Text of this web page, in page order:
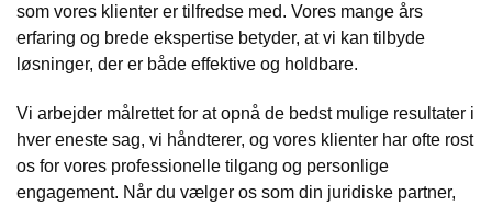
som vores klienter er tilfredse med. Vores mange års
erfaring og brede ekspertise betyder, at vi kan tilbyde
løsninger, der er både effektive og holdbare.
Vi arbejder målrettet for at opnå de bedst mulige resultater i
hver eneste sag, vi håndterer, og vores klienter har ofte rost
os for vores professionelle tilgang og personlige
engagement. Når du vælger os som din juridiske partner,